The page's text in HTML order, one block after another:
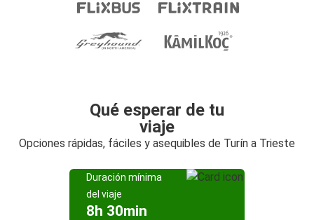
Qué esperar de tu
viaje
Opciones rápidas, fáciles y asequibles de Turín a Trieste
Duración mínima
del viaje
8h 30min